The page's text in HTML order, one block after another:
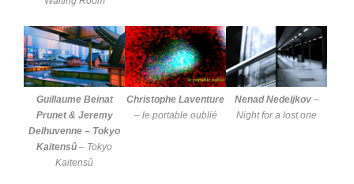
Guillaume Beinat
Prunet & Jeremy
Delhuvenne – Tokyo
Kaitensû – Tokyo
Kaitensû
Christophe Laventure
– le portable oublié
Nenad Nedeljkov–
Night for a lost one